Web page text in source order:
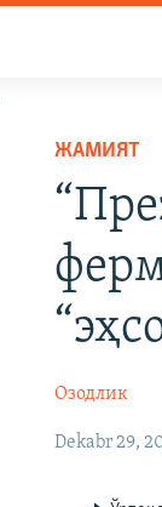
ЖАМИЯТ
Озодлик
Dekabr 29,